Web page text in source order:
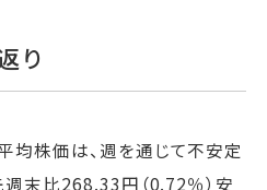
り
均株価は、週を通じて不安定
末比268.33円（0.72％）安